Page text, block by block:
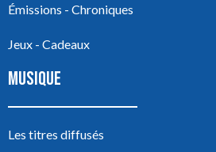
Émissions - Chroniques
Jeux - Cadeaux
MUSIQUE
Les titres diffusés